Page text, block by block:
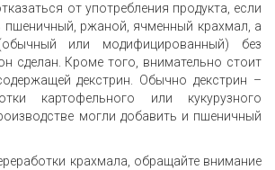
от употребления продукта, если
пшеничный, ржаной, ячменный крахмал, а
или модифицированный) без
сделан. Кроме того, внимательно стоит
декстрин. Обычно декстрин –
картофельного или кукурузного
могли добавить и пшеничный
крахмала, обращайте внимание